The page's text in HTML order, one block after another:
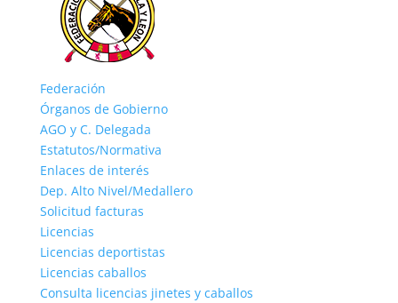
Federación
Órganos de Gobierno
AGO y C. Delegada
Estatutos/Normativa
Enlaces de interés
Dep. Alto Nivel/Medallero
Solicitud facturas
Licencias
Licencias deportistas
Licencias caballos
Consulta licencias jinetes y caballos